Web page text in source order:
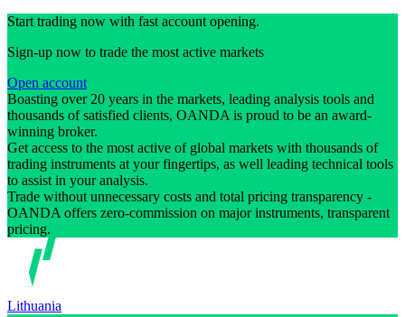
Start trading now with fast account opening.
Sign-up now to trade the most active markets
Open account
Boasting over 20 years in the markets, leading analysis tools and
thousands of satisfied clients, OANDA is proud to be an award-
winning broker.
Get access to the most active of global markets with thousands of
trading instruments at your fingertips, as well leading technical tools
to assist in your analysis.
Trade without unnecessary costs and total pricing transparency -
OANDA offers zero-commission on major instruments, transparent
pricing.
Lithuania